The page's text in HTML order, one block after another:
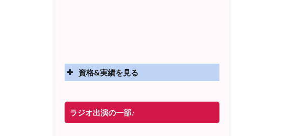
資格&実績を見る
2025年4月〜 altruismコミュニティ×講座
オンラインサロン開講
ラジオ出演の一部♪